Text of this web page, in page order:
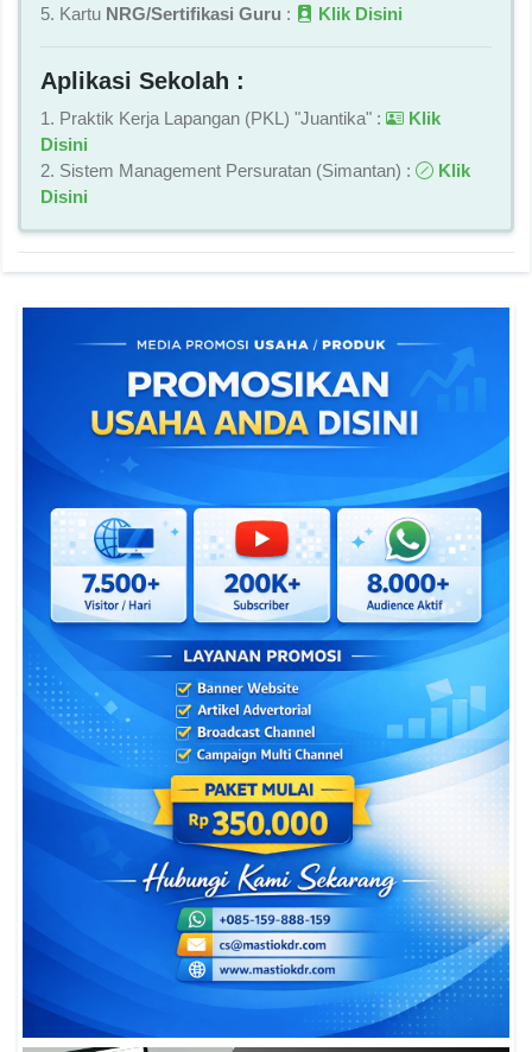
5. Kartu NRG/Sertifikasi Guru : Klik Disini
Aplikasi Sekolah :
1. Praktik Kerja Lapangan (PKL) "Juantika" :
Klik
Disini
2. Sistem Management Persuratan (Simantan) :
Klik
Disini